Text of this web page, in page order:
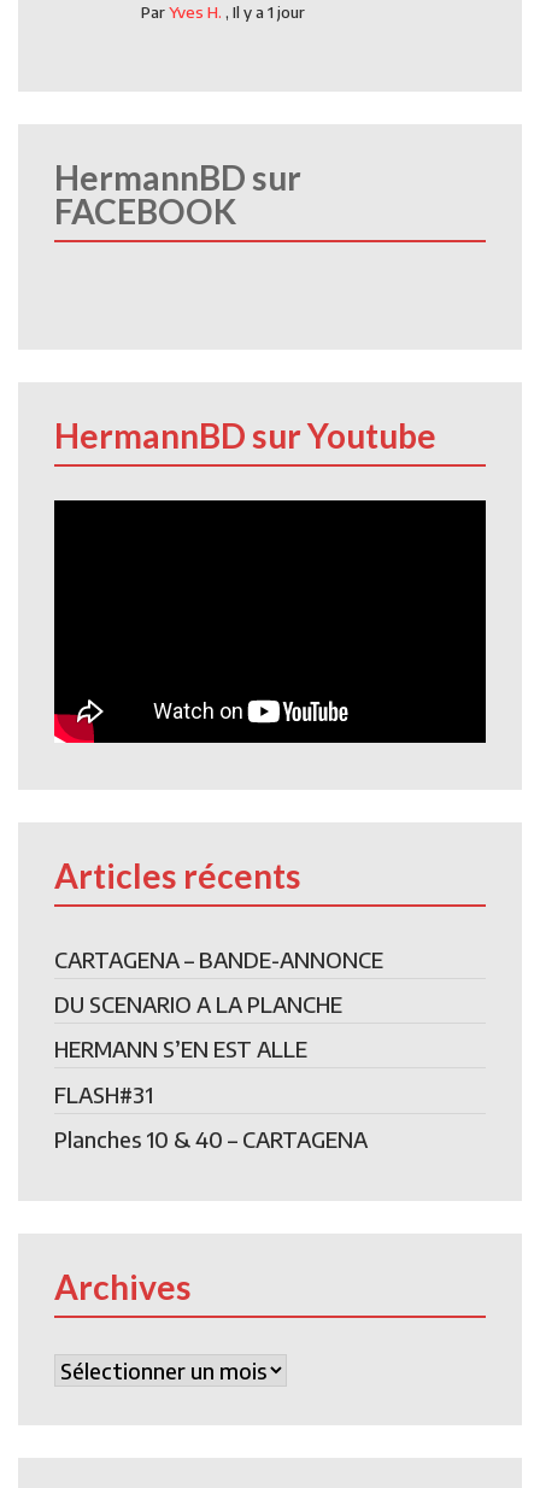
ParYves H. ,Il y a 1 jour
HermannBD sur
FACEBOOK
HermannBD sur Youtube
Articles récents
CARTAGENA – BANDE-ANNONCE
DU SCENARIO A LA PLANCHE
HERMANN S’EN EST ALLE
FLASH#31
Planches 10 & 40 – CARTAGENA
Archives
Archives